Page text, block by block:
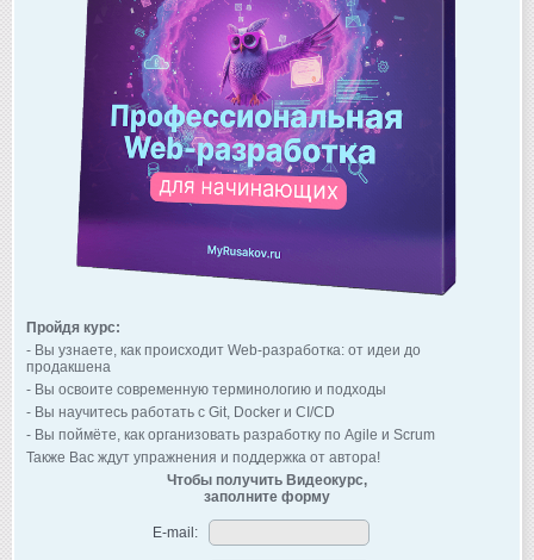
Пройдя курс:
- Вы узнаете, как происходит Web-разработка: от идеи до
продакшена
- Вы освоите современную терминологию и подходы
- Вы научитесь работать с Git, Docker и CI/CD
- Вы поймёте, как организовать разработку по Agile и Scrum
Также Вас ждут упражнения и поддержка от автора!
Чтобы получить Видеокурс,
заполните форму
E-mail: